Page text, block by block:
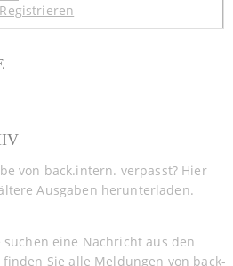
Registrieren
von back.intern. verpasst? Hier
Ausgaben herunterladen.
suchen eine Nachricht aus den
Sie alle Meldungen von back-